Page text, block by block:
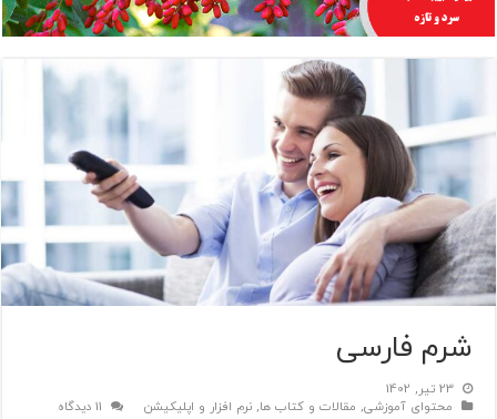
شرم فارسی
23 تیر, 1402
محتوای آموزشی, مقالات و کتاب ها,نرم افزار و اپلیکیشن 11 دیدگاه